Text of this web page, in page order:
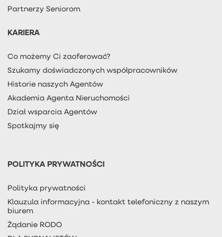
Partnerzy Seniorom
KARIERA
Co możemy Ci zaoferować?
Szukamy doświadczonych współpracowników
Historie naszych Agentów
Akademia Agenta Nieruchomości
Dział wsparcia Agentów
Spotkajmy się
POLITYKA PRYWATNOŚCI
Polityka prywatności
Klauzula informacyjna - kontakt telefoniczny z naszym
biurem
Żądanie RODO